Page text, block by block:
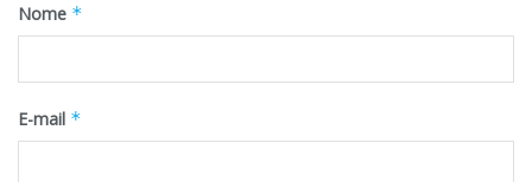
Nome *
E-mail *